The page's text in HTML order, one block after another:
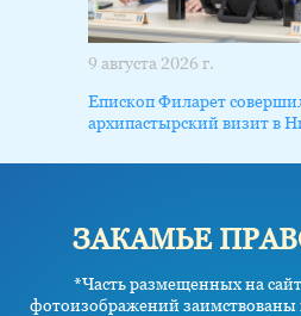
9 августа 2026 г.
Епископ Филарет
архипастырский визит в
ЗАКАМЬЕ
*Часть размещенных на
фотоизображений заимствованы